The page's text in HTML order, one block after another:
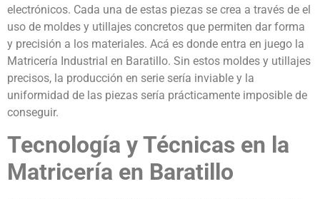
electrónicos. Cada una de estas piezas se crea a través de el
uso de moldes y utillajes concretos que permiten dar forma
y precisión a los materiales. Acá es donde entra en juego la
Matricería Industrial en Baratillo. Sin estos moldes y utillajes
precisos, la producción en serie sería inviable y la
uniformidad de las piezas sería prácticamente imposible de
conseguir.
Tecnología y Técnicas en la
Matricería en Baratillo